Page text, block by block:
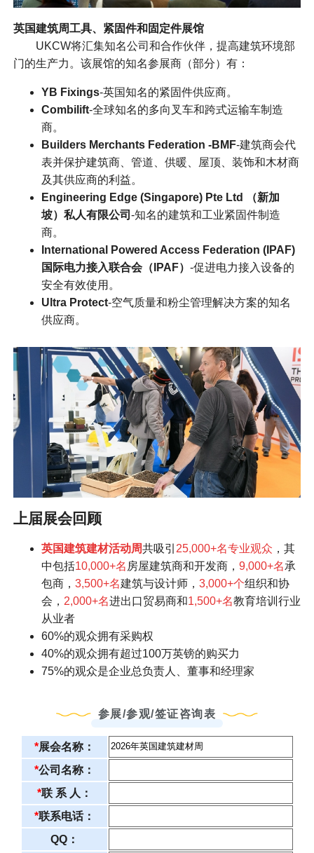
英国建筑周工具、紧固件和固定件展馆
UKCW将汇集知名公司和合作伙伴，提高建筑环境部
门的生产力。该展馆的知名参展商（部分）有：
YB Fixings-英国知名的紧固件供应商。
Combilift-全球知名的多向叉车和跨式运输车制造
商。
Builders Merchants Federation -BMF-建筑商会代
表并保护建筑商、管道、供暖、屋顶、装饰和木材商
及其供应商的利益。
Engineering Edge (Singapore) Pte Ltd （新加
坡）私人有限公司 -知名的建筑和工业紧固件制造
商。
International Powered Access Federation (IPAF)
国际电力接入联合会（IPAF） -促进电力接入设备的
安全有效使用。
Ultra Protect-空气质量和粉尘管理解决方案的知名
供应商。
上届展会回顾
英国建筑建材活动周共吸引 25,000+名专业观众 ，其
中包括10,000+名 房屋建筑商和开发商， 9,000+名承
包商， 3,500+名建筑与设计师， 3,000+个组织和协
会， 2,000+名进出口贸易商和1,500+名教育培训行业
从业者
60%的观众拥有采购权
40%的观众拥有超过100万英镑的购买力
75%的观众是企业总负责人、董事和经理家
参展/参观/签证咨询表
*展会名称：
*公司名称：
*联 系 人：
*联系电话：
QQ：